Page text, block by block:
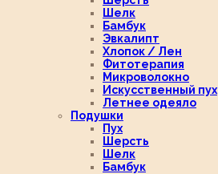
Шелк
Бамбук
Эвкалипт
Хлопок / Лен
Фитотерапия
Микроволокно
Искусственный пух
Летнее одеяло
Подушки
Пух
Шерсть
Шелк
Бамбук